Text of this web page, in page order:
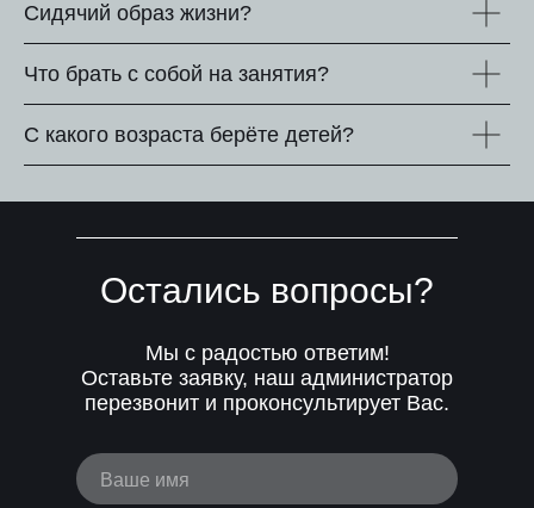
Сидячий образ жизни?
Что брать с собой на занятия?
С какого возраста берёте детей?
Остались вопросы?
Мы с радостью ответим!
Оставьте заявку, наш администратор
перезвонит и проконсультирует Вас.
Ваше имя